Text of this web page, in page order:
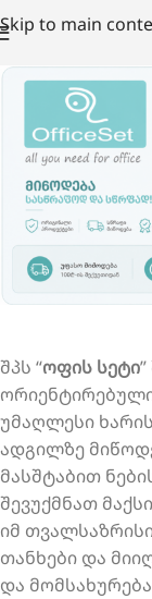
Skip to main
შპს “ოფის სეტი
უმაღლესი
ადგილზე
მასშტაბით
შევუქმნათ
იმ
თანხები და
და